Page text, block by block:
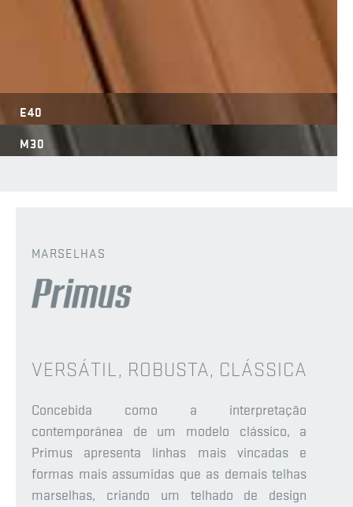
E40
M30
MARSELHAS
VERSÁTIL, ROBUSTA, CLÁSSICA
Concebida como a interpretação
contemporânea de um modelo clássico, a
Primus apresenta linhas mais vincadas e
formas mais assumidas que as demais telhas
marselhas, criando um telhado de design